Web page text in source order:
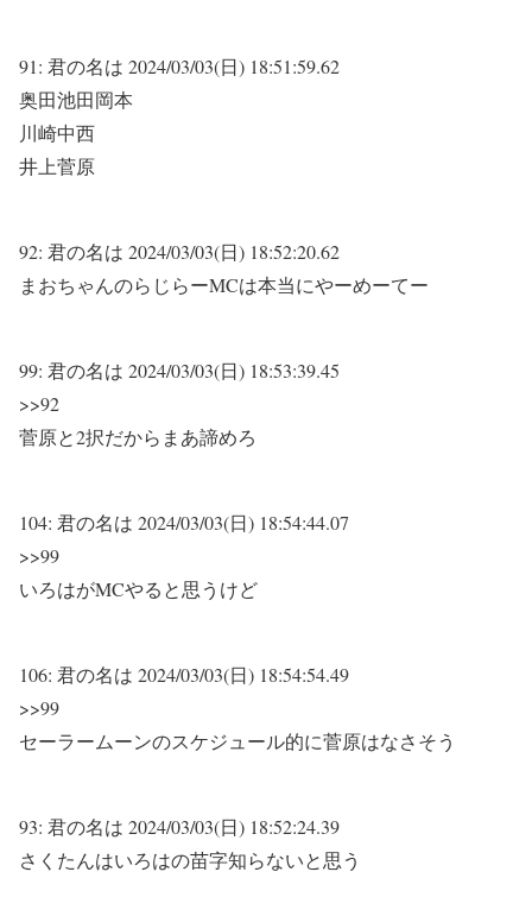
91: 君の名は 2024/03/03(日) 18:51:59.62
奥田池田岡本
川崎中西
井上菅原
92: 君の名は 2024/03/03(日) 18:52:20.62
まおちゃんのらじらーMCは本当にやーめーてー
99: 君の名は 2024/03/03(日) 18:53:39.45
>>92
菅原と2択だからまあ諦めろ
104: 君の名は 2024/03/03(日) 18:54:44.07
>>99
いろはがMCやると思うけど
106: 君の名は 2024/03/03(日) 18:54:54.49
>>99
セーラームーンのスケジュール的に菅原はなさそう
93: 君の名は 2024/03/03(日) 18:52:24.39
さくたんはいろはの苗字知らないと思う